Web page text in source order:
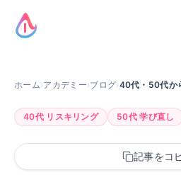
ホーム›アカデミー›ブログ›40代・50代か
40代 リスキリング 50代 学び直し
記事をコ